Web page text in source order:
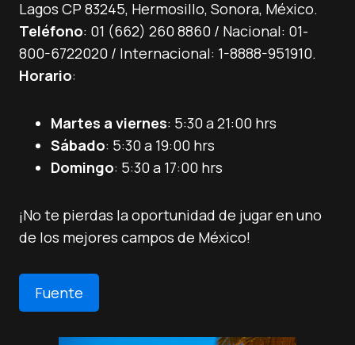
Lagos CP 83245, Hermosillo, Sonora, México.
Teléfono: 01 (662) 260 8860 / Nacional: 01-
800-6722020 / Internacional: 1-8888-951910.
Horario:
Martes a viernes: 5:30 a 21:00 hrs
Sábado: 5:30 a 19:00 hrs
Domingo: 5:30 a 17:00 hrs
¡No te pierdas la oportunidad de jugar en uno
de los mejores campos de México!
Fuente